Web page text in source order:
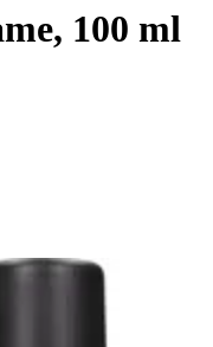
100 ml